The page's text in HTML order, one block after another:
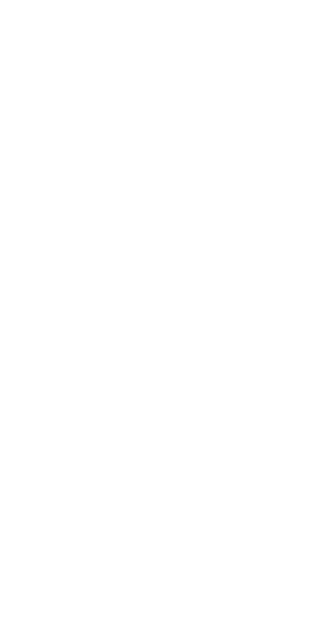
¿Qué es el rearme
crea controversia